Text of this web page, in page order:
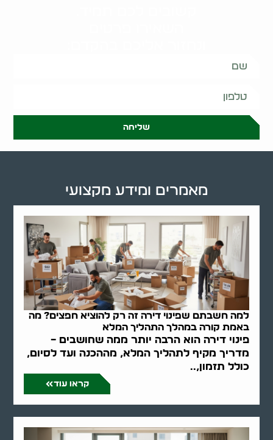
שליחה
למה חשבתם שפינוי דירה זה רק להוציא חפצים? מה
באמת קורה במהלך התהליך המלא
פינוי דירה הוא הרבה יותר ממה שחושבים –
מדריך מקיף לתהליך המלא, מההכנה ועד לסיום,
כולל תזמון,..
קראו עוד
מאמרים ומידע מקצועי